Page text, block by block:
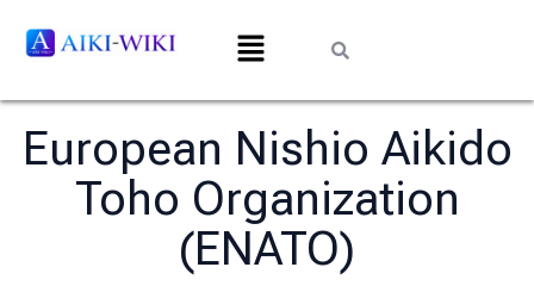
European Nishio Aikido
Toho Organization
(ENATO)